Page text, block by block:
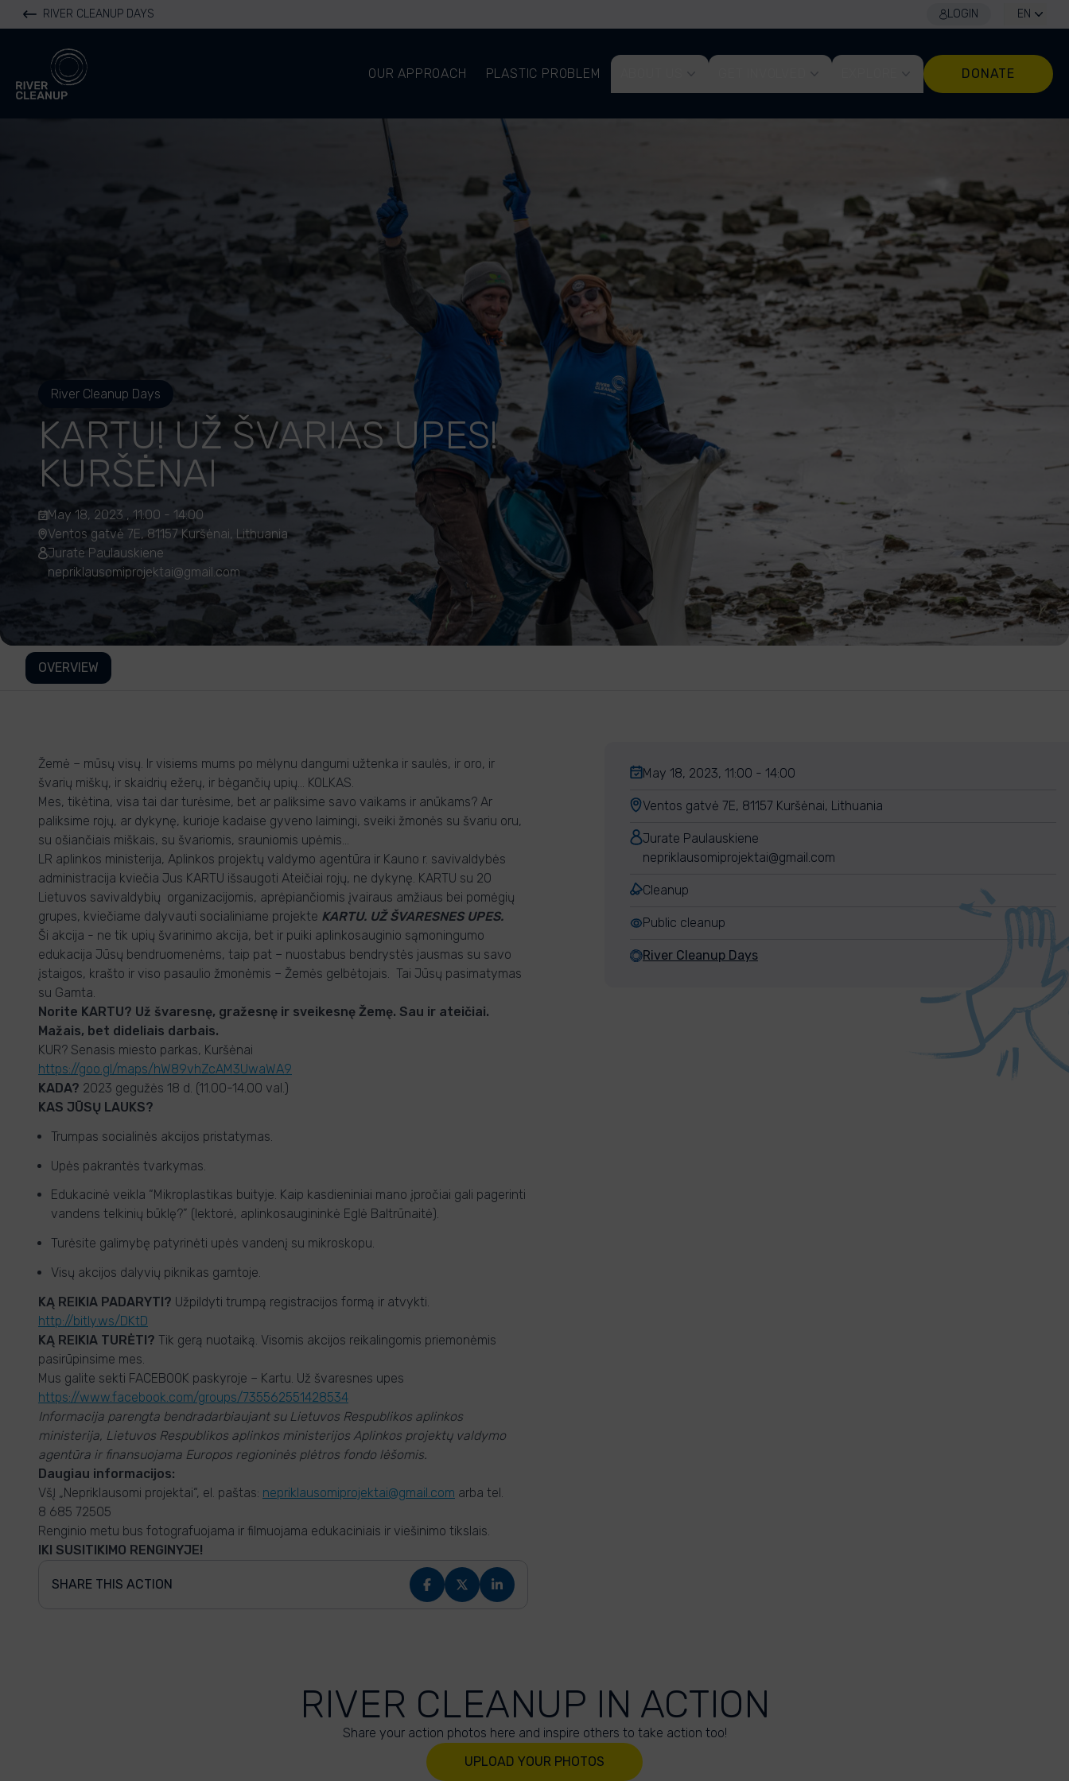
RIVER CLEANUP DAYS LOGIN EN
River Cleanup
OUR APPROACH
PLASTIC PROBLEM DONATE
River Cleanup Days
KARTU! UŽ ŠVARIAS UPES!
KURŠĖNAI
May 18, 2023 , 11:00 - 14:00
Ventos gatvė 7E, 81157 Kuršėnai, Lithuania
Jurate Paulauskiene
nepriklausomiprojektai@gmail.com
OVERVIEW
Žemė – mūsų visų. Ir visiems mums po mėlynu dangumi užtenka ir saulės, ir oro, ir
švarių miškų, ir skaidrių ežerų, ir bėgančių upių… KOLKAS.
Mes, tikėtina, visa tai dar turėsime, bet ar paliksime savo vaikams ir anūkams? Ar
paliksime rojų, ar dykynę, kurioje kadaise gyveno laimingi, sveiki žmonės su švariu oru,
su ošiančiais miškais, su švariomis, srauniomis upėmis…
LR aplinkos ministerija, Aplinkos projektų valdymo agentūra ir Kauno r. savivaldybės
administracija kviečia Jus KARTU išsaugoti Ateičiai rojų, ne dykynę. KARTU su 20
Lietuvos savivaldybių organizacijomis, aprėpiančiomis įvairaus amžiaus bei pomėgių
grupes, kviečiame dalyvauti socialiniame projekte KARTU. UŽ ŠVARESNES UPES.
Ši akcija - ne tik upių švarinimo akcija, bet ir puiki aplinkosauginio sąmoningumo
edukacija Jūsų bendruomenėms, taip pat – nuostabus bendrystės jausmas su savo
įstaigos, krašto ir viso pasaulio žmonėmis – Žemės gelbėtojais. Tai Jūsų pasimatymas
su Gamta.
Norite KARTU? Už švaresnę, gražesnę ir sveikesnę Žemę. Sau ir ateičiai.
Mažais, bet dideliais darbais.
KUR? Senasis miesto parkas, Kuršėnai
https://goo.gl/maps/hW89vhZcAM3UwaWA9
KADA? 2023 gegužės 18 d. (11.00-14.00 val.)
KAS JŪSŲ LAUKS?
Trumpas socialinės akcijos pristatymas.
Upės pakrantės tvarkymas.
Edukacinė veikla “Mikroplastikas buityje. Kaip kasdieniniai mano įpročiai gali pagerinti
vandens telkinių būklę?” (lektorė, aplinkosaugininkė Eglė Baltrūnaitė).
Turėsite galimybę patyrinėti upės vandenį su mikroskopu.
Visų akcijos dalyvių piknikas gamtoje.
KĄ REIKIA PADARYTI? Užpildyti trumpą registracijos formą ir atvykti.
http://bitly.ws/DKtD
KĄ REIKIA TURĖTI? Tik gerą nuotaiką. Visomis akcijos reikalingomis priemonėmis
pasirūpinsime mes.
Mus galite sekti FACEBOOK paskyroje – Kartu. Už švaresnes upes
https://www.facebook.com/groups/735562551428534
Informacija parengta bendradarbiaujant su Lietuvos Respublikos aplinkos
ministerija, Lietuvos Respublikos aplinkos ministerijos Aplinkos projektų valdymo
agentūra ir finansuojama Europos regioninės plėtros fondo lėšomis.
Daugiau informacijos:
VšĮ „Nepriklausomi projektai“, el. paštas: nepriklausomiprojektai@gmail.com arba tel.
8 685 72505
Renginio metu bus fotografuojama ir filmuojama edukaciniais ir viešinimo tikslais.
IKI SUSITIKIMO RENGINYJE!
SHARE THIS ACTION
May 18, 2023, 11:00 - 14:00
Ventos gatvė 7E, 81157 Kuršėnai, Lithuania
Jurate Paulauskiene
nepriklausomiprojektai@gmail.com
Cleanup
Public cleanup
River Cleanup Days
RIVER CLEANUP IN ACTION
Share your action photos here and inspire others to take action too!
UPLOAD YOUR PHOTOS